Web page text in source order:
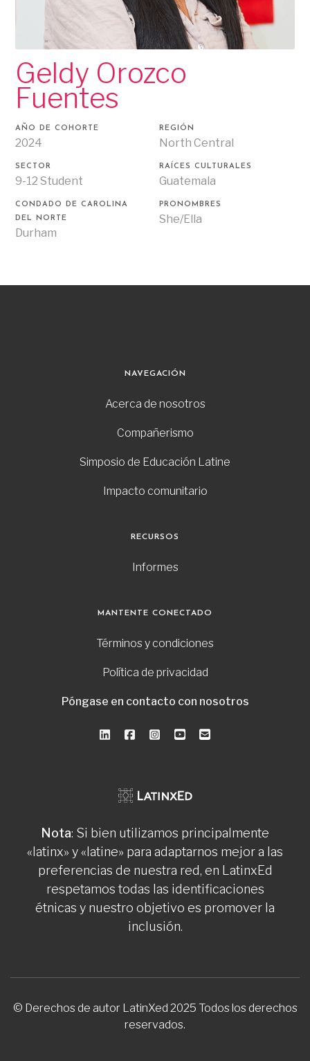
Geldy Orozco
Fuentes
AÑO DE COHORTE
2024
REGIÓN
North Central
SECTOR
9-12 Student
RAÍCES CULTURALES
Guatemala
CONDADO DE CAROLINA
DEL NORTE
Durham
PRONOMBRES
She/Ella
Nota: Si bien utilizamos principalmente
«latinx» y «latine» para adaptarnos mejor a las
preferencias de nuestra red, en LatinxEd
respetamos todas las identificaciones
étnicas y nuestro objetivo es promover la
inclusión.
NAVEGACIÓN
Acerca de nosotros
Compañerismo
Simposio de Educación Latine
Impacto comunitario
RECURSOS
Informes
MANTENTE CONECTADO
Términos y condiciones
Política de privacidad
Póngase en contacto con nosotros
© Derechos de autor LatinXed 2025 Todos los derechos
reservados.